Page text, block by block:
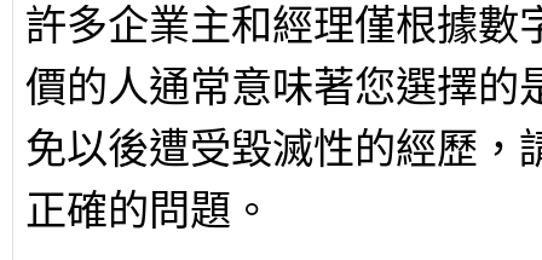
許多企業主和經理僅根據數
價的人通常意味著您選擇的
免以後遭受毀滅性的經歷，
正確的問題。